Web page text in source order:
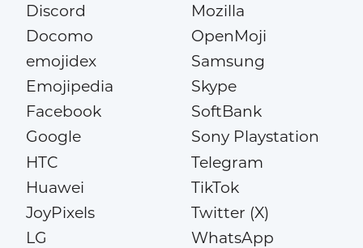
Discord
Docomo
emojidex
Emojipedia
Facebook
Google
HTC
Huawei
JoyPixels
LG
Mozilla
OpenMoji
Samsung
Skype
SoftBank
Sony Playstation
Telegram
TikTok
Twitter (X)
WhatsApp